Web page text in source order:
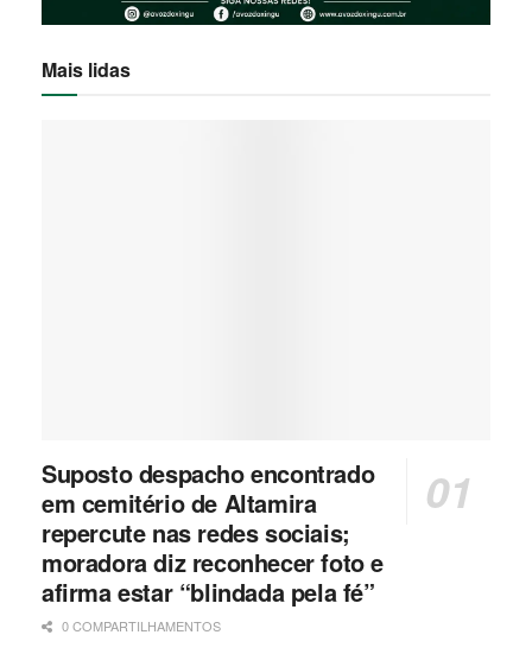
Mais lidas
Suposto despacho encontrado
em cemitério de Altamira
repercute nas redes sociais;
moradora diz reconhecer foto e
afirma estar “blindada pela fé”
0 COMPARTILHAMENTOS